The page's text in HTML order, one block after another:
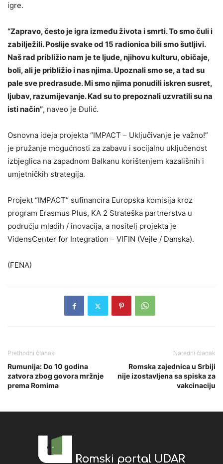
igre.
“Zapravo, često je igra između života i smrti. To smo čuli i
zabilježili. Poslije svake od 15 radionica bili smo šutljivi.
Naš rad približio nam je te ljude, njihovu kulturu, običaje,
boli, ali je približio i nas njima. Upoznali smo se, a tad su
pale sve predrasude. Mi smo njima ponudili iskren susret,
ljubav, razumijevanje. Kad su to prepoznali uzvratili su na
isti način”, naveo je Đulić.
Osnovna ideja projekta “IMPACT – Uključivanje je važno!”
je pružanje mogućnosti za zabavu i socijalnu uključenost
izbjeglica na zapadnom Balkanu korištenjem kazališnih i
umjetničkih strategija.
Projekt “IMPACT” sufinancira Europska komisija kroz
program Erasmus Plus, KA 2 Strateška partnerstva u
području mladih / inovacija, a nositelj projekta je
VidensCenter for Integration – VIFIN (Vejle / Danska).
(FENA)
Prethodni članak
Rumunija: Do 10 godina
zatvora zbog govora mržnje
prema Romima
Naredni članak
Romska zajednica u Srbiji
nije izostavljena sa spiska za
vakcinaciju